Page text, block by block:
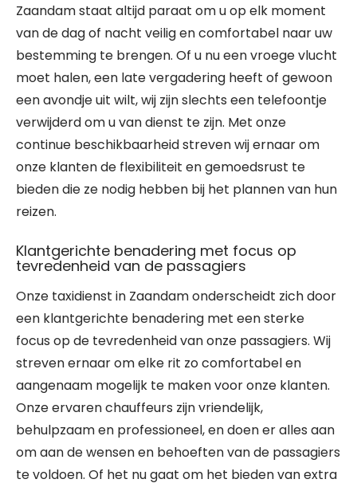
Zaandam staat altijd paraat om u op elk moment
van de dag of nacht veilig en comfortabel naar uw
bestemming te brengen. Of u nu een vroege vlucht
moet halen, een late vergadering heeft of gewoon
een avondje uit wilt, wij zijn slechts een telefoontje
verwijderd om u van dienst te zijn. Met onze
continue beschikbaarheid streven wij ernaar om
onze klanten de flexibiliteit en gemoedsrust te
bieden die ze nodig hebben bij het plannen van hun
reizen.
Klantgerichte benadering met focus op
tevredenheid van de passagiers
Onze taxidienst in Zaandam onderscheidt zich door
een klantgerichte benadering met een sterke
focus op de tevredenheid van onze passagiers. Wij
streven ernaar om elke rit zo comfortabel en
aangenaam mogelijk te maken voor onze klanten.
Onze ervaren chauffeurs zijn vriendelijk,
behulpzaam en professioneel, en doen er alles aan
om aan de wensen en behoeften van de passagiers
te voldoen. Of het nu gaat om het bieden van extra